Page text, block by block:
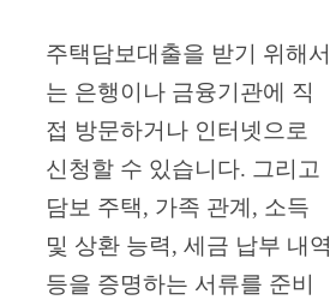
주택담보대출을 받기 위해서
는 은행이나 금융기관에 직
접 방문하거나 인터넷으로
신청할 수 있습니다. 그리고
담보 주택, 가족 관계, 소득
및 상환 능력, 세금 납부 내역
등을 증명하는 서류를 준비